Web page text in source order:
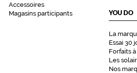
Accessoires
Magasins participants
YOU DO
La
Essai 30
Forfaits
Les
Nos